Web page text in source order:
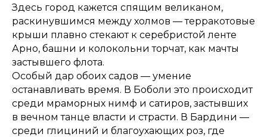
Здесь город кажется спящим великаном,
раскинувшимся между холмов — терракотовые
крыши плавно стекают к серебристой ленте
Арно, башни и колокольни торчат, как мачты
застывшего флота.
Особый дар обоих садов — умение
останавливать время. В Боболи это происходит
среди мраморных нимф и сатиров, застывших
в вечном танце власти и страсти. В Бардини —
среди глициний и благоухающих роз, где